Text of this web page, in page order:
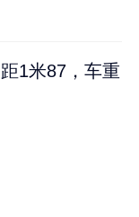
1米87，车重